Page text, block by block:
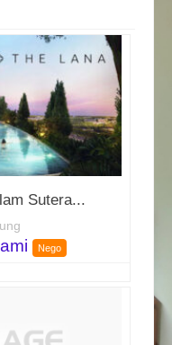
Sutera...
Nego